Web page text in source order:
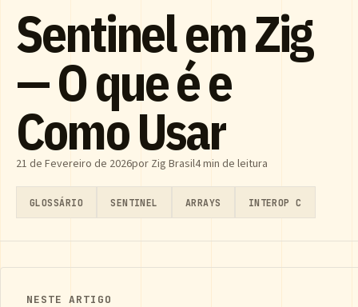
Sentinel em Zig
— O que é e
Como Usar
21 de Fevereiro de 2026por Zig Brasil4 min de leitura
GLOSSÁRIO SENTINEL ARRAYS INTEROP C
NESTE ARTIGO